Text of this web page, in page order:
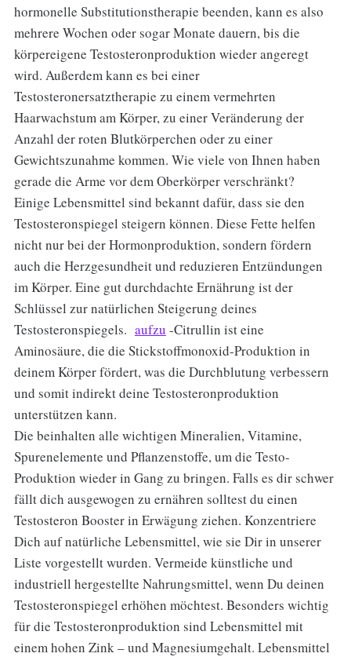
hormonelle Substitutionstherapie beenden, kann es also
mehrere Wochen oder sogar Monate dauern, bis die
körpereigene Testosteronproduktion wieder angeregt
wird. Außerdem kann es bei einer
Testosteronersatztherapie zu einem vermehrten
Haarwachstum am Körper, zu einer Veränderung der
Anzahl der roten Blutkörperchen oder zu einer
Gewichtszunahme kommen. Wie viele von Ihnen haben
gerade die Arme vor dem Oberkörper verschränkt?
Einige Lebensmittel sind bekannt dafür, dass sie den
Testosteronspiegel steigern können. Diese Fette helfen
nicht nur bei der Hormonproduktion, sondern fördern
auch die Herzgesundheit und reduzieren Entzündungen
im Körper. Eine gut durchdachte Ernährung ist der
Schlüssel zur natürlichen Steigerung deines
Testosteronspiegels. aufzu -Citrullin ist eine
Aminosäure, die die Stickstoffmonoxid-Produktion in
deinem Körper fördert, was die Durchblutung verbessern
und somit indirekt deine Testosteronproduktion
unterstützen kann.
Die beinhalten alle wichtigen Mineralien, Vitamine,
Spurenelemente und Pflanzenstoffe, um die Testo-
Produktion wieder in Gang zu bringen. Falls es dir schwer
fällt dich ausgewogen zu ernähren solltest du einen
Testosteron Booster in Erwägung ziehen. Konzentriere
Dich auf natürliche Lebensmittel, wie sie Dir in unserer
Liste vorgestellt wurden. Vermeide künstliche und
industriell hergestellte Nahrungsmittel, wenn Du deinen
Testosteronspiegel erhöhen möchtest. Besonders wichtig
für die Testosteronproduktion sind Lebensmittel mit
einem hohen Zink – und Magnesiumgehalt. Lebensmittel